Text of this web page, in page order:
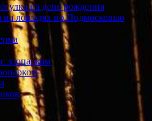
на день рождения
на лошадях по Подмосковью
зоопарком